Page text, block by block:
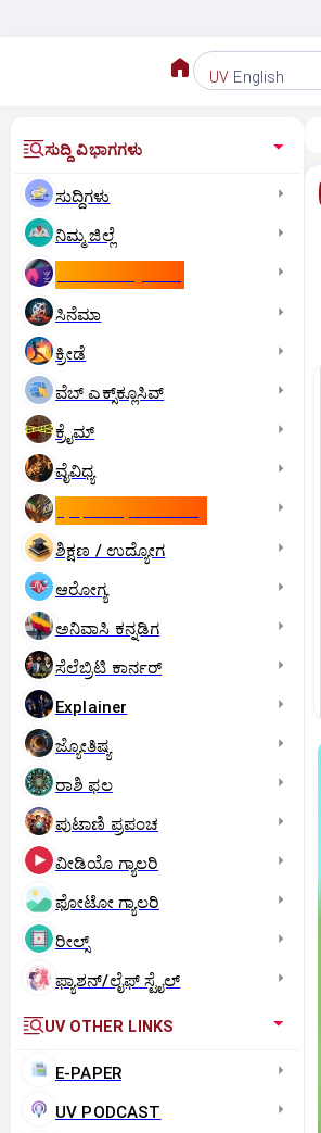
UV English
ಸುದ್ದಿ ವಿಭಾಗಗಳು
ಸುದ್ದಿಗಳು
ನಿಮ್ಮ ಜಿಲ್ಲೆ
ಸಿನೆಮಾ
ಕ್ರೀಡೆ
ವೆಬ್ ಎಕ್ಸ್‌ಕ್ಲೂಸಿವ್
ಕ್ರೈಮ್
ವೈವಿಧ್ಯ
ಶಿಕ್ಷಣ / ಉದ್ಯೋಗ
ಆರೋಗ್ಯ
ಅನಿವಾಸಿ ಕನ್ನಡಿಗ
ಸೆಲೆಬ್ರಿಟಿ ಕಾರ್ನರ್‌
Explainer
ಜ್ಯೋತಿಷ್ಯ
ರಾಶಿ ಫಲ
ಪುಟಾಣಿ ಪ್ರಪಂಚ
ವೀಡಿಯೊ ಗ್ಯಾಲರಿ
ಫೋಟೋ ಗ್ಯಾಲರಿ
ರೀಲ್ಸ್
ಫ್ಯಾಶನ್/ಲೈಫ್‌ ಸ್ಟೈಲ್
UV OTHER LINKS
E-PAPER
UV PODCAST